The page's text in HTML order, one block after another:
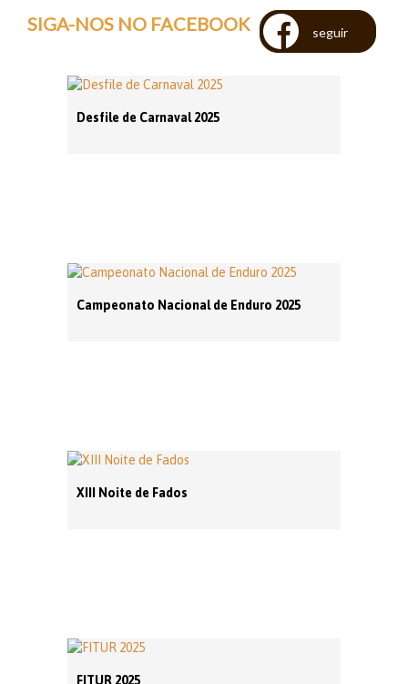
SIGA-NOS NO FACEBOOK seguir
Desfile de Carnaval 2025
Campeonato Nacional de Enduro 2025
XIII Noite de Fados
FITUR 2025